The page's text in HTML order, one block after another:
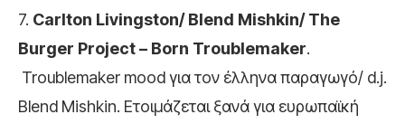
7. Carlton Livingston/ Blend Mishkin/ The
Burger Project – Born Troublemaker.
Troublemaker mood για τον έλληνα παραγωγό/ d.j.
Blend Mishkin. Ετοιμάζεται ξανά για ευρωπαϊκή